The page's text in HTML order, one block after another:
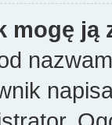
mogę ją